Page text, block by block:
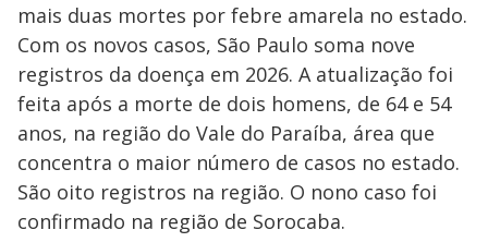
mais duas mortes por febre amarela no estado.
Com os novos casos, São Paulo soma nove
registros da doença em 2026. A atualização foi
feita após a morte de dois homens, de 64 e 54
anos, na região do Vale do Paraíba, área que
concentra o maior número de casos no estado.
São oito registros na região. O nono caso foi
confirmado na região de Sorocaba.